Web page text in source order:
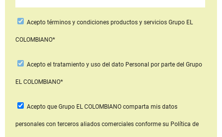
Aceptotérminos y condiciones productos y serviciosGrupo EL
COLOMBIANO*
Acepto el tratamiento y uso del dato Personal por parte del Grupo
EL COLOMBIANO*
Acepto que Grupo EL COLOMBIANOcomparta mis datos
personales con terceros aliados comerciales conforme su Política de